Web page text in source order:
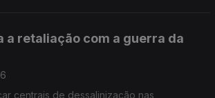
a retaliação com a guerra da
centrais de dessalinização nas